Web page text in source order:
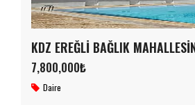
7,800,000₺
Daire